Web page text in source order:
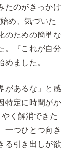
たのがきっかけ
め、気づいた
のための簡単な
。『これが自分
ました。
があるな」と感
特定に時間がか
く解消できた
一つひとつ向き
る引き出しが欲